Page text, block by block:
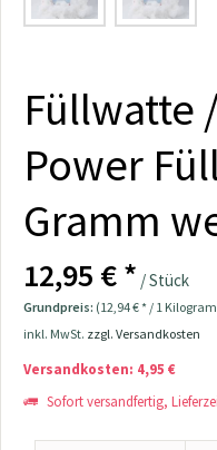
Füllwatte
Power
Gramm
12,95 € * / Stück
Grundpreis: (12,94 € * / 1
inkl. MwSt. zzgl. Versandkosten
Versandkosten: 4,95 €
Sofort versandfertig,